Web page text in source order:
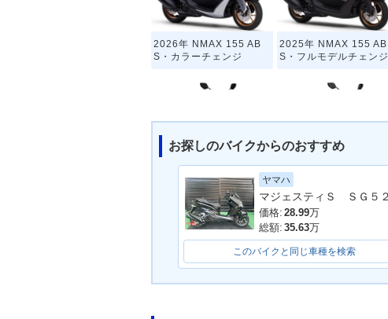
2026年 NMAX 155 AB
S・カラーチェンジ
2025年 NMAX 155 AB
S・フルモデルチェンジ
2019年 NMAX 155 AB
S・カラーチェンジ
2018年 NMAX 155 AB
S・カラーチェンジ
お探しのバイクからのおすすめ
ヤマハ
価格: 28.99万
総額: 35.63万
このバイクと同じ車種を検索